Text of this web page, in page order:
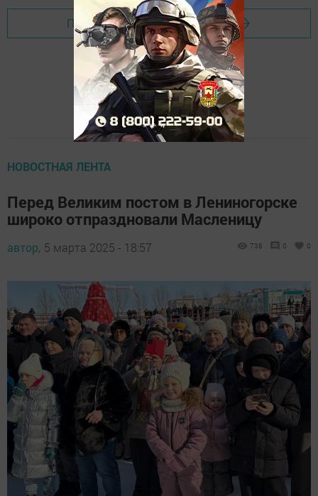
Перейти на страницу новости
НОВОСТНАЯ ЛЕНТА
Перед Великим постом в Лениногорске
широко отпраздновали Масленицу
автор, 5 марта 2025 - 18:57 738 0 0